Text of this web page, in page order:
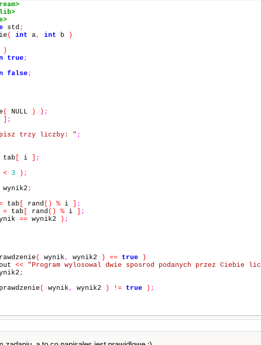
std ;
( int a, int b
)
)
true;
false;
( NULL ) ) ;
;
trzy liczby: " ;
tab i
;
< 3 ) ;
wynik2 ;
tab rand () % i
;
= tab rand () % i
;
== wynik2 ) ;
( wynik , wynik2 ) == true
)
<< "Program wylosowal dwie sposrod podanych przez
;
( wynik , wynik2 ) != true ) ;